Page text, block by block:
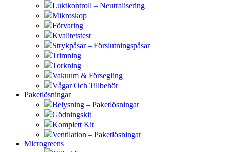
Luktkontroll – Neutralisering
Mikroskop
Förvaring
Kvalitetstest
Strykpåsar – Förslutningspåsar
Trimning
Torkning
Vakuum & Försegling
Vågar Och Tillbehör
Paketlösningar
Belysning – Paketlösningar
Gödningskit
Komplett Kit
Ventilation – Paketlösningar
Microgreens